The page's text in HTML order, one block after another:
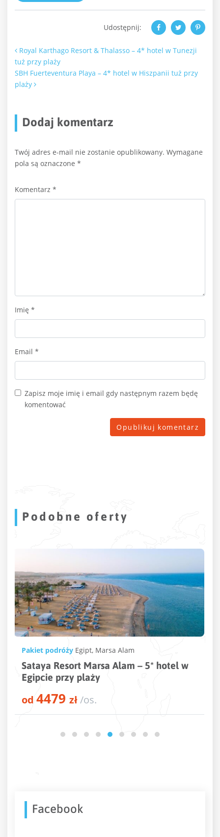
Udostępnij:
Nawigacja po artykułach
Royal Karthago Resort & Thalasso – 4* hotel w Tunezji
tuż przy plaży
SBH Fuerteventura Playa – 4* hotel w Hiszpanii tuż przy
plaży
Dodaj komentarz
Twój adres e-mail nie zostanie opublikowany. Wymagane
pola są oznaczone *
Komentarz *
Imię *
Email *
Zapisz moje imię i email gdy następnym razem będę
komentować
Podobne oferty
w
Pakiet podróży Turcja
Ramada Resort By Wyndham
Golf – 5* hotel w Turcji
od3738
Facebook